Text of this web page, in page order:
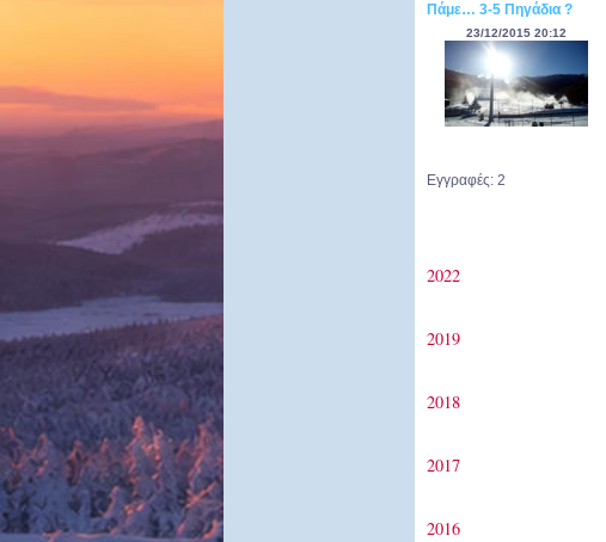
Πάμε… 3-5 Πηγάδια ?
23/12/2015 20:12
Εγγραφές: 2
2022
2019
2018
2017
2016